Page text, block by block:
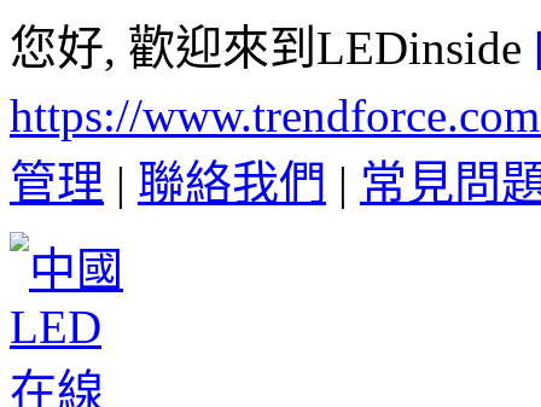
您好, 歡迎來到LEDinside
https://
管理 | 聯絡我們 | 常見問